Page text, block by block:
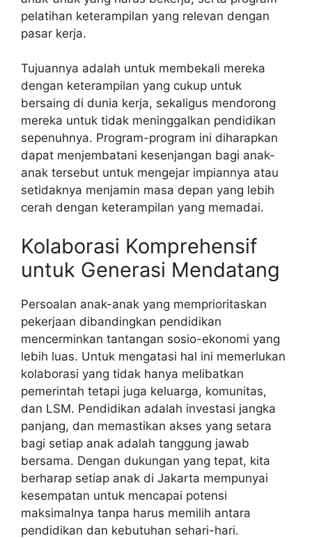
pelatihan keterampilan yang relevan dengan
pasar kerja.
Tujuannya adalah untuk membekali mereka
dengan keterampilan yang cukup untuk
bersaing di dunia kerja, sekaligus mendorong
mereka untuk tidak meninggalkan pendidikan
sepenuhnya. Program-program ini diharapkan
dapat menjembatani kesenjangan bagi anak-
anak tersebut untuk mengejar impiannya atau
setidaknya menjamin masa depan yang lebih
cerah dengan keterampilan yang memadai.
Kolaborasi Komprehensif
untuk Generasi Mendatang
Persoalan anak-anak yang memprioritaskan
pekerjaan dibandingkan pendidikan
mencerminkan tantangan sosio-ekonomi yang
lebih luas. Untuk mengatasi hal ini memerlukan
kolaborasi yang tidak hanya melibatkan
pemerintah tetapi juga keluarga, komunitas,
dan LSM. Pendidikan adalah investasi jangka
panjang, dan memastikan akses yang setara
bagi setiap anak adalah tanggung jawab
bersama. Dengan dukungan yang tepat, kita
berharap setiap anak di Jakarta mempunyai
kesempatan untuk mencapai potensi
maksimalnya tanpa harus memilih antara
pendidikan dan kebutuhan sehari-hari.